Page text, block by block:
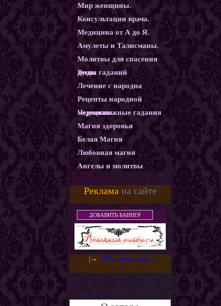
Мир женщины.
Консультации врача.
Медицина от А до Я.
Амулеты и Талисманы.
Молитвы для спасения
души
Виды гаданий
Лечение с народна
Рецепты народной
медецины.
Чернокнижные гадания
Магия здоровья
Белая Магия
Любовная магия
Ангелы и молитвы
Магические ритуалы
Демоны и Бесы
Колдовство
Магия защиты
Использование монет как
амулетов и талисманов
Слияние с деньгами.
Денежный горшочек
Золотое денежное
Реклама на сайте
ДОБАВИТЬ БАННЕР
|→ Обратная связь